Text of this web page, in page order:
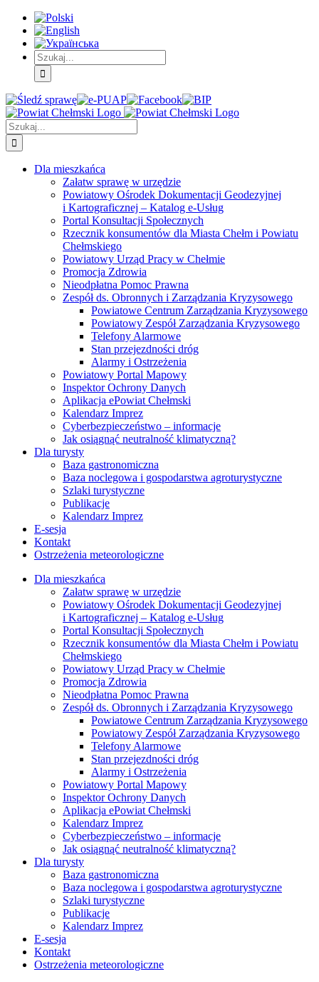
Skip
Treść
główna
Skip
Menu
główne
Skip
Menu
dodatkowe
Szukaj
Śledź
sprawę
E-
PUAP
Facebook BIP Instagram
Szukaj
Dla mieszkańca
Załatw sprawę w urzędzie
Powiatowy Ośrodek Dokumentacji Geodezyjnej
i Kartograficznej – Katalog e-Usług
Portal Konsultacji Społecznych
Rzecznik konsumentów dla Miasta Chełm i Powiatu
Chełmskiego
Powiatowy Urząd Pracy w Chełmie
Promocja Zdrowia
Nieodpłatna Pomoc Prawna
Zespół ds. Obronnych i Zarządzania Kryzysowego
Powiatowe Centrum Zarządzania Kryzysowego
Powiatowy Zespół Zarządzania Kryzysowego
Telefony Alarmowe
Stan przejezdności dróg
Alarmy i Ostrzeżenia
Powiatowy Portal Mapowy
Inspektor Ochrony Danych
Aplikacja ePowiat Chełmski
Kalendarz Imprez
Cyberbezpieczeństwo – informacje
Jak osiągnąć neutralność klimatyczną?
Dla turysty
Baza gastronomiczna
Baza noclegowa i gospodarstwa agroturystyczne
Szlaki turystyczne
Publikacje
Kalendarz Imprez
E-sesja
Kontakt
Ostrzeżenia meteorologiczne
Dla mieszkańca
Załatw sprawę w urzędzie
Powiatowy Ośrodek Dokumentacji Geodezyjnej
i Kartograficznej – Katalog e-Usług
Portal Konsultacji Społecznych
Rzecznik konsumentów dla Miasta Chełm i Powiatu
Chełmskiego
Powiatowy Urząd Pracy w Chełmie
Promocja Zdrowia
Nieodpłatna Pomoc Prawna
Zespół ds. Obronnych i Zarządzania Kryzysowego
Powiatowe Centrum Zarządzania Kryzysowego
Powiatowy Zespół Zarządzania Kryzysowego
Telefony Alarmowe
Stan przejezdności dróg
Alarmy i Ostrzeżenia
Powiatowy Portal Mapowy
Inspektor Ochrony Danych
Aplikacja ePowiat Chełmski
Kalendarz Imprez
Cyberbezpieczeństwo – informacje
Jak osiągnąć neutralność klimatyczną?
Dla turysty
Baza gastronomiczna
Baza noclegowa i gospodarstwa agroturystyczne
Szlaki turystyczne
Publikacje
Kalendarz Imprez
E-sesja
Kontakt
Ostrzeżenia meteorologiczne